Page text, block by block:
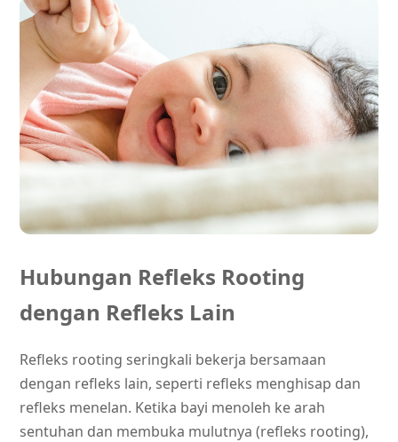
Hubungan Refleks Rooting
dengan Refleks Lain
Refleks rooting seringkali bekerja bersamaan
dengan refleks lain, seperti refleks menghisap dan
refleks menelan. Ketika bayi menoleh ke arah
sentuhan dan membuka mulutnya (refleks rooting),